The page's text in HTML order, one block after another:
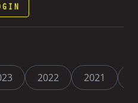
2022 2021